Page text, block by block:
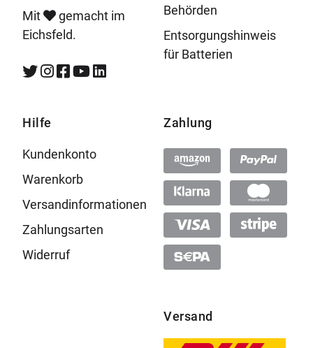
Mit
gemacht im
Eichsfeld.
Behörden
Entsorgungshinweis
für Batterien
Hilfe
Kundenkonto
Warenkorb
Versandinformationen
Zahlungsarten
Widerruf
Zahlung
Versand